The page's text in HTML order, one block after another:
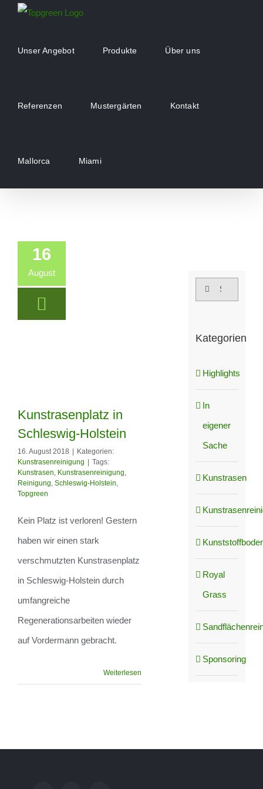
springenUnser Angebot Produkte Über uns
Referenzen Mustergärten Kontakt
Mallorca Miami
16
August
Kunstrasenplatz in
Schleswig-Holstein
Kunstrasenplatz in
Schleswig-Holstein
16. August 2018 | Kategorien:
Kunstrasenreinigung | Tags:
Kunstrasen Kunstrasenreinigung
Reinigung Schleswig-Holstein
Topgreen
Kein Platz ist verloren! Gestern
haben wir einen stark
verschmutzten Kunstrasenplatz
in Schleswig-Holstein durch
umfangreiche
Regenerationsarbeiten wieder
auf Vordermann gebracht.
Weiterlesen
Suche
Kategorien
Highlights
In
eigener
Sache
Kunstrasen
Royal
Grass
Sponsoring